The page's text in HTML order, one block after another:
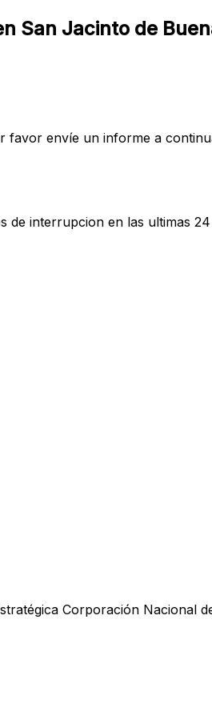
San Jacinto de
favor envíe un informe a
de interrupcion en las ultimas
Corporación Nacional